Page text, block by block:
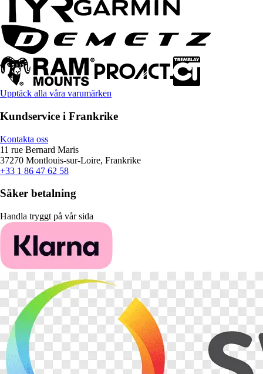
Upptäck alla våra varumärken
Kundservice i Frankrike
Kontakta oss
11 rue Bernard Maris
37270 Montlouis-sur-Loire, Frankrike
+33 1 86 47 62 58
Säker betalning
Handla tryggt på vår sida